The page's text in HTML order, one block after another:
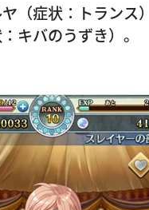
（症状：トランス
キバのうずき）。